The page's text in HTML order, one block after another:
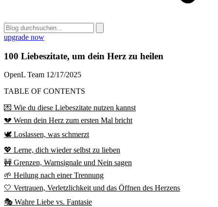
upgrade now
100 Liebeszitate, um dein Herz zu heilen
OpenL Team 12/17/2025
TABLE OF CONTENTS
💌 Wie du diese Liebeszitate nutzen kannst
💔 Wenn dein Herz zum ersten Mal bricht
🕊️ Loslassen, was schmerzt
💖 Lerne, dich wieder selbst zu lieben
🚧 Grenzen, Warnsignale und Nein sagen
🌱 Heilung nach einer Trennung
🤍 Vertrauen, Verletzlichkeit und das Öffnen des Herzens
🎭 Wahre Liebe vs. Fantasie